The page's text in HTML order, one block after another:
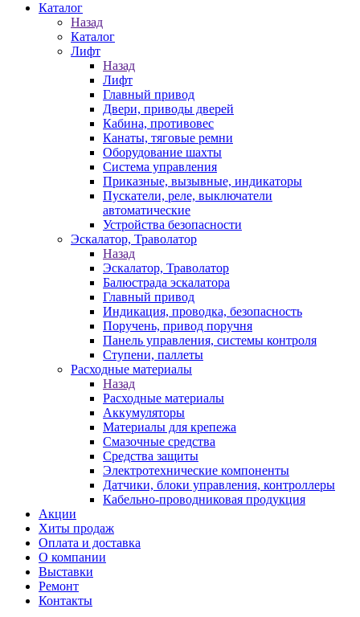
Каталог
Назад
Каталог
Лифт
Назад
Лифт
Главный привод
Двери, приводы дверей
Кабина, противовес
Канаты, тяговые ремни
Оборудование шахты
Система управления
Приказные, вызывные, индикаторы
Пускатели, реле, выключатели
автоматические
Устройства безопасности
Эскалатор, Траволатор
Назад
Эскалатор, Траволатор
Балюстрада эскалатора
Главный привод
Индикация, проводка, безопасность
Поручень, привод поручня
Панель управления, системы контроля
Ступени, паллеты
Расходные материалы
Назад
Расходные материалы
Аккумуляторы
Материалы для крепежа
Смазочные средства
Средства защиты
Электротехнические компоненты
Датчики, блоки управления, контроллеры
Кабельно-проводниковая продукция
Акции
Хиты продаж
Оплата и доставка
О компании
Выставки
Ремонт
Контакты